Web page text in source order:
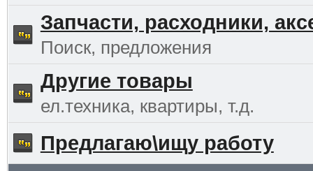
Запчасти, расходники,
Поиск, предложения
Другие товары
ел.техника, квартиры, т.д.
Предлагаю\ищу работу